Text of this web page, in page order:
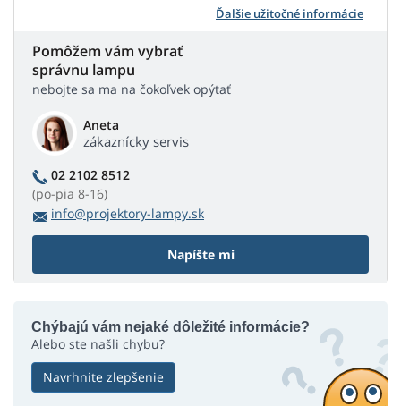
Ďalšie užitočné informácie
Pomôžem vám vybrať
správnu lampu
nebojte sa ma na čokoľvek opýtať
Aneta
zákaznícky servis
02 2102 8512
(po-pia 8-16)
info@projektory-lampy.sk
Napíšte mi
Chýbajú vám nejaké dôležité informácie?
Alebo ste našli chybu?
Navrhnite zlepšenie